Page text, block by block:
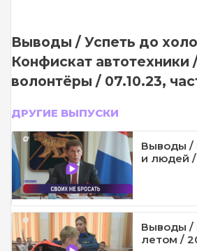
Выводы / Успеть до
Конфискат
волонтёры / 07.10.23,
ДРУГИЕ ВЫПУСКИ
Выводы /
и людей /
Выводы /
летом /